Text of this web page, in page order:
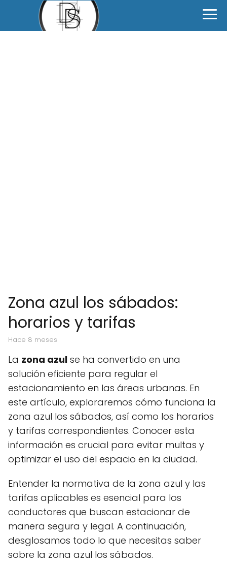
Zona azul los sábados:
horarios y tarifas
hace 8 meses
La zona azul se ha convertido en una
solución eficiente para regular el
estacionamiento en las áreas urbanas. En
este artículo, exploraremos cómo funciona la
zona azul los sábados, así como los horarios
y tarifas correspondientes. Conocer esta
información es crucial para evitar multas y
optimizar el uso del espacio en la ciudad.
Entender la normativa de la zona azul y las
tarifas aplicables es esencial para los
conductores que buscan estacionar de
manera segura y legal. A continuación,
desglosamos todo lo que necesitas saber
sobre la zona azul los sábados.